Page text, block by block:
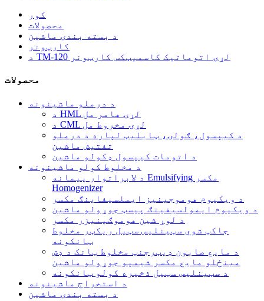
کور
محصولات
د بسته بندۍ ماشین
کارټونر
د TM-120 لړۍ اتوماتیک کاسمیټکس کارټونر
محصولات
د درملو ماشینونه
د HML لړۍ هامر مل
د CML لړۍ مخروط مل
د کیپسول، ګولۍ، ټابلیټ لپاره د درملو
تفتیش ماشین
د اتومات کیپسول ډکولو ماشین
د مخلوط کولو ماشینونه
د لابراتوار پیمانه Emulsifying مکسر
Homogenizer
د ویکیوم هوموجینیز ایملسیفاینګ مکسر
د ویکیوم ایمولسیفینګ پیسټ جوړولو ماشین
د لوړ شین هوموګینیزر مکسر
جاکټ شوي سټینلیس سټیل ریکټر مخلوط
ټانکونه
د مایع صابون ډیټرجنټ مخلوط ټانک د ډش
مینځلو مایع مکسر شیمپو جوړولو ماشین
د سټینلیس سټیل ذخیره کولو ټانکونه
د استخراج ماشینونه
د بسته بندۍ ماشین